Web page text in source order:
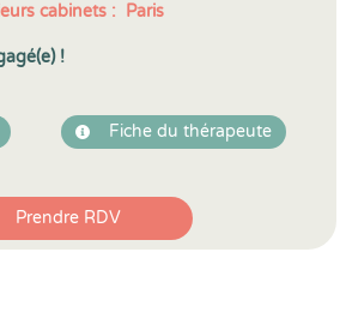
cabinets : Paris
!
Fiche du thérapeute
Prendre RDV